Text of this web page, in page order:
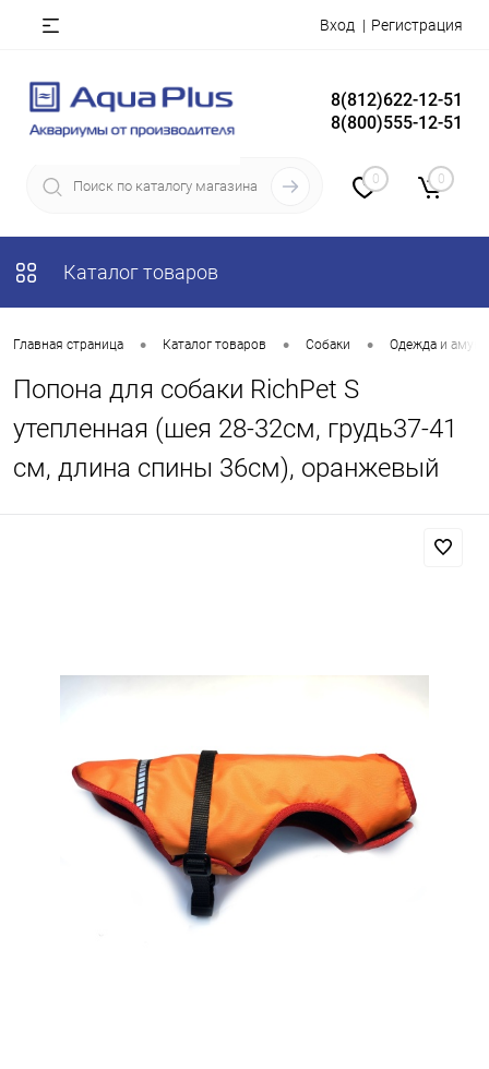
Вход Регистрация
8(812)622-12-51
8(800)555-12-51
0 0
Каталог товаров
Главная страница • Каталог товаров • Собаки • Одежда и
Попона для собаки RichPet S
утепленная (шея 28-32см, грудь37-41
см, длина спины 36см), оранжевый